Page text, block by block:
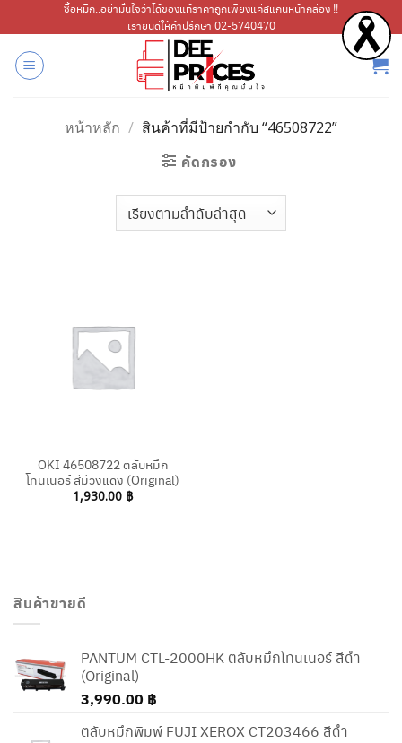
ไป
เนื้อหา
ซื้อหมึก..อย่ามั่นใจว่าได้ของแท้ราคาถูกเพียงแค่สแกนหน้ากล่อง !!
เรายินดีให้คำปรึกษา 02-5740470
หน้าหลัก / สินค้าที่มีป้ายกำกับ “46508722”
คัดกรอง
OKI 46508722 ตลับหมึก
โทนเนอร์ สีม่วงแดง (Original)
1,930.00 ฿
สินค้าขายดี
PANTUM CTL-2000HK ตลับหมึกโทนเนอร์ สีดำ
(Original)
3,990.00 ฿
ตลับหมึกพิมพ์ FUJI XEROX CT203466 สีดำ